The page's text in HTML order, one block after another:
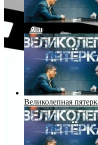
Великолепная
Великолепная